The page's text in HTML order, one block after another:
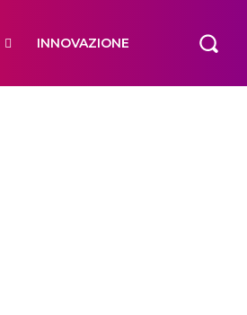
INNOVAZIONE